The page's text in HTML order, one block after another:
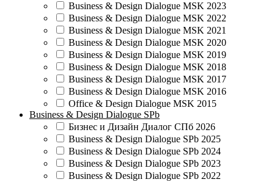
Business & Design Dialogue MSK 2023
Business & Design Dialogue MSK 2022
Business & Design Dialogue MSK 2021
Business & Design Dialogue MSK 2020
Business & Design Dialogue MSK 2019
Business & Design Dialogue MSK 2018
Business & Design Dialogue MSK 2017
Business & Design Dialogue MSK 2016
Office & Design Dialogue MSK 2015
Business & Design Dialogue SPb
Бизнес и Дизайн Диалог СПб 2026
Business & Design Dialogue SPb 2025
Business & Design Dialogue SPb 2024
Business & Design Dialogue SPb 2023
Business & Design Dialogue SPb 2022